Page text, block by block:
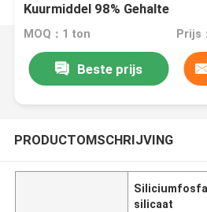
Kuurmiddel 98% Gehalte
MOQ：1 ton Prijs
Beste prijs
PRODUCTOMSCHRIJVING
silicaat